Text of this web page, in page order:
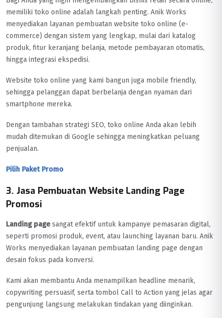
memiliki toko online adalah langkah penting. Anik Works
menyediakan layanan pembuatan website toko online (e-
commerce) dengan sistem yang lengkap, mulai dari katalog
produk, fitur keranjang belanja, metode pembayaran otomatis,
hingga integrasi ekspedisi.
Website toko online yang kami bangun juga mobile friendly,
sehingga pelanggan dapat berbelanja dengan nyaman dari
smartphone mereka.
Dengan tambahan strategi SEO, toko online Anda akan lebih
mudah ditemukan di Google sehingga meningkatkan peluang
penjualan.
Pilih Paket Promo
3. Jasa Pembuatan Website Landing Page
Promosi
Landing pagesangat efektif untuk kampanye pemasaran digital,
seperti promosi produk, event, atau launching layanan baru. Anik
Works menyediakan layanan pembuatan landing page dengan
desain fokus pada konversi.
Kami akan membantu Anda menampilkan headline menarik,
copywriting persuasif, serta tombol Call to Action yang jelas agar
pengunjung langsung melakukan tindakan yang diinginkan.